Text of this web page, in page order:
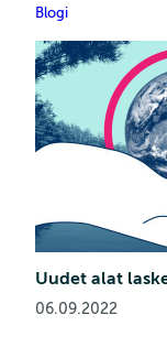
Blogi
Uudet alat
06.09.2022